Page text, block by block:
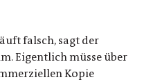
falsch, sagt der
Eigentlich müsse über
Kopie